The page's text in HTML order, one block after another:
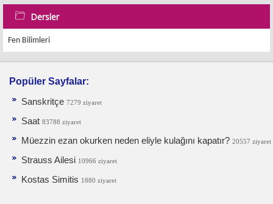
Dersler
Fen Bilimleri
Popüler Sayfalar:
Sanskritçe 7279 ziyaret
Saat 83788 ziyaret
Müezzin ezan okurken neden eliyle kulağını kapatır? 20557 ziyaret
Strauss Ailesi 10966 ziyaret
Kostas Simitis 1880 ziyaret